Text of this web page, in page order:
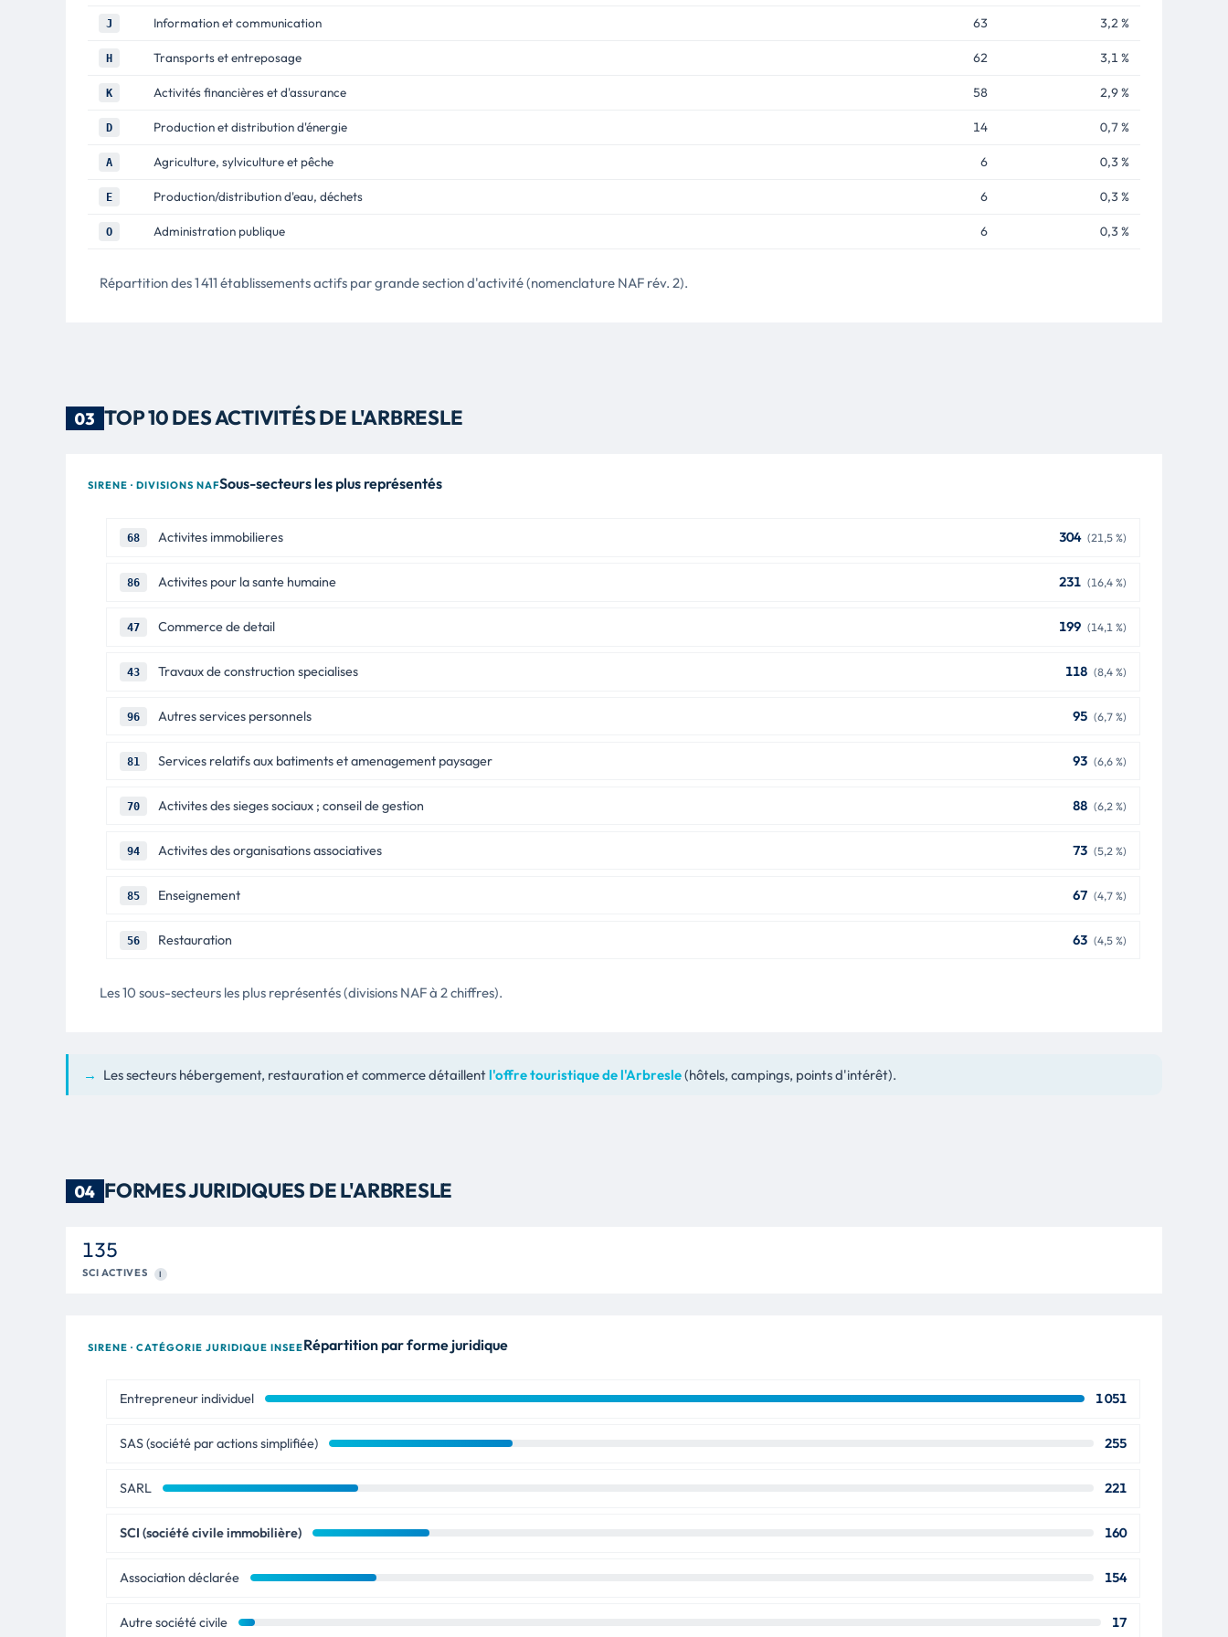
J Information et communication 63 3,2 %
H Transports et entreposage 62 3,1 %
K Activités financières et d'assurance 58 2,9 %
D Production et distribution d'énergie 14 0,7 %
A Agriculture, sylviculture et pêche 6 0,3 %
E Production/distribution d'eau, déchets 6 0,3 %
O Administration publique 6 0,3 %
Répartition des 1 411 établissements actifs par grande section d'activité (nomenclature NAF rév. 2).
03 TOP 10 DES ACTIVITÉS DE L'ARBRESLE
SIRENE · DIVISIONS NAFSous-secteurs les plus représentés
68 Activites immobilieres 304 (21,5 %)
86 Activites pour la sante humaine 231 (16,4 %)
47 Commerce de detail 199 (14,1 %)
43 Travaux de construction specialises 118 (8,4 %)
96 Autres services personnels 95 (6,7 %)
81 Services relatifs aux batiments et amenagement paysager 93 (6,6 %)
70 Activites des sieges sociaux ; conseil de gestion 88 (6,2 %)
94 Activites des organisations associatives 73 (5,2 %)
85 Enseignement 67 (4,7 %)
56 Restauration 63 (4,5 %)
Les 10 sous-secteurs les plus représentés (divisions NAF à 2 chiffres).
→ Les secteurs hébergement, restauration et commerce détaillentl'offre touristique de l'Arbresle(hôtels, campings, points d'intérêt).
04 FORMES JURIDIQUES DE L'ARBRESLE
135
SCI ACTIVES I
SIRENE · CATÉGORIE JURIDIQUE INSEERépartition par forme juridique
Entrepreneur individuel 1 051
SAS (société par actions simplifiée) 255
SARL 221
SCI (société civile immobilière) 160
Association déclarée 154
Autre société civile 17